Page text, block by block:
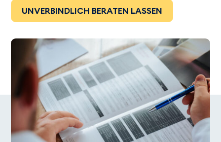
UNVERBINDLICH BERATEN LASSEN